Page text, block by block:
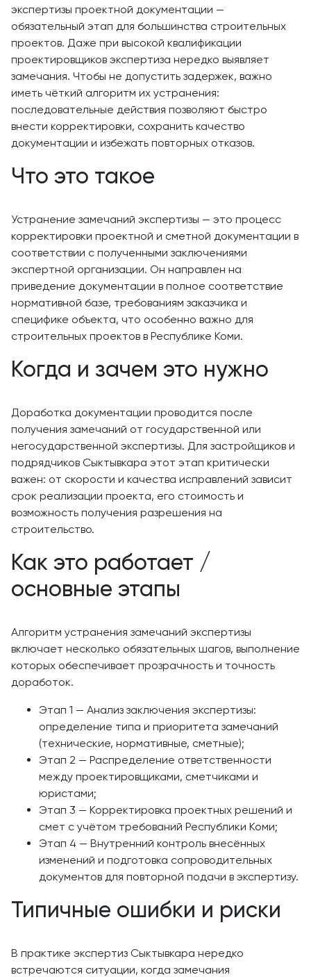
экспертизы проектной документации —
обязательный этап для большинства строительных
проектов. Даже при высокой квалификации
проектировщиков экспертиза нередко выявляет
замечания. Чтобы не допустить задержек, важно
иметь чёткий алгоритм их устранения:
последовательные действия позволяют быстро
внести корректировки, сохранить качество
документации и избежать повторных отказов.
Что это такое
Устранение замечаний экспертизы — это процесс
корректировки проектной и сметной документации в
соответствии с полученными заключениями
экспертной организации. Он направлен на
приведение документации в полное соответствие
нормативной базе, требованиям заказчика и
специфике объекта, что особенно важно для
строительных проектов в Республике Коми.
Когда и зачем это нужно
Доработка документации проводится после
получения замечаний от государственной или
негосударственной экспертизы. Для застройщиков и
подрядчиков Сыктывкара этот этап критически
важен: от скорости и качества исправлений зависит
срок реализации проекта, его стоимость и
возможность получения разрешения на
строительство.
Как это работает /
основные этапы
Алгоритм устранения замечаний экспертизы
включает несколько обязательных шагов, выполнение
которых обеспечивает прозрачность и точность
доработок.
Этап 1 — Анализ заключения экспертизы:
определение типа и приоритета замечаний
(технические, нормативные, сметные);
Этап 2 — Распределение ответственности
между проектировщиками, сметчиками и
юристами;
Этап 3 — Корректировка проектных решений и
смет с учётом требований Республики Коми;
Этап 4 — Внутренний контроль внесённых
изменений и подготовка сопроводительных
документов для повторной подачи в экспертизу.
Типичные ошибки и риски
В практике экспертиз Сыктывкара нередко
встречаются ситуации, когда замечания